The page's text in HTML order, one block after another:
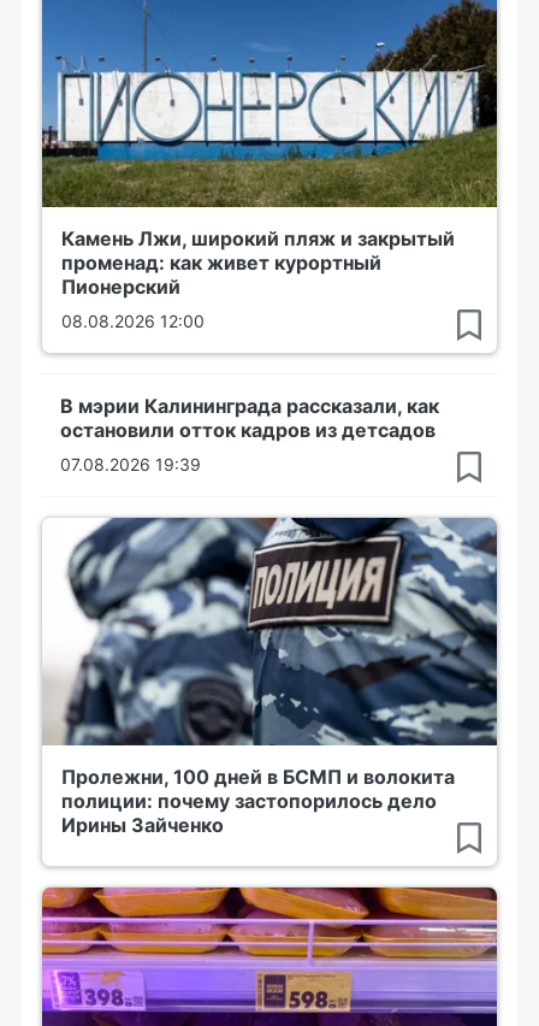
Камень Лжи, широкий пляж и закрытый
променад: как живет курортный
Пионерский
08.08.2026 12:00
В мэрии Калининграда рассказали, как
остановили отток кадров из детсадов
07.08.2026 19:39
Пролежни, 100 дней в БСМП и волокита
полиции: почему застопорилось дело
Ирины Зайченко